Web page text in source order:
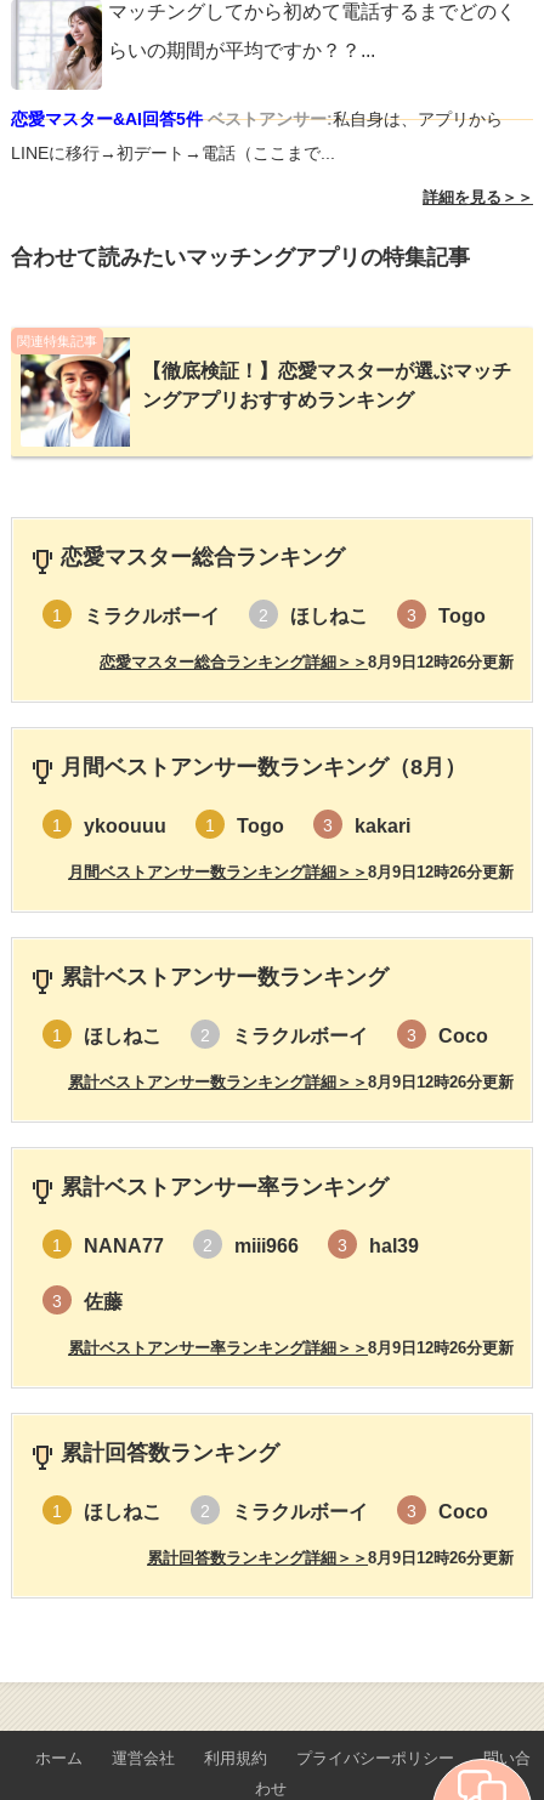
マッチングしてから初めて電話するまでどのく
らいの期間が平均ですか？？ ...
恋愛マスター&AI回答5件 ベストアンサー:私自身は、アプリから
LINEに移行→初デート→電話（ここまで...
詳細を見る＞＞
合わせて読みたいマッチングアプリの特集記事
関連特集記事
【徹底検証！】恋愛マスターが選ぶマッチ
ングアプリおすすめランキング
恋愛マスター総合ランキング
1 ミラクルボーイ 2 ほしねこ 3 Togo
8月9日12時26分更新
恋愛マスター総合ランキング詳細＞＞
月間ベストアンサー数ランキング（8月）
1 ykoouuu 1 Togo 3 kakari
8月9日12時26分更新
月間ベストアンサー数ランキング詳細＞＞
累計ベストアンサー数ランキング
1 ほしねこ 2 ミラクルボーイ 3 Coco
8月9日12時26分更新
累計ベストアンサー数ランキング詳細＞＞
累計ベストアンサー率ランキング
1 NANA77 2 miii966 3 hal39
3 佐藤
8月9日12時26分更新
累計ベストアンサー率ランキング詳細＞＞
累計回答数ランキング
1 ほしねこ 2 ミラクルボーイ 3 Coco
8月9日12時26分更新
累計回答数ランキング詳細＞＞
ホーム 運営会社 利用規約 プライバシーポリシー
問い合
わせ